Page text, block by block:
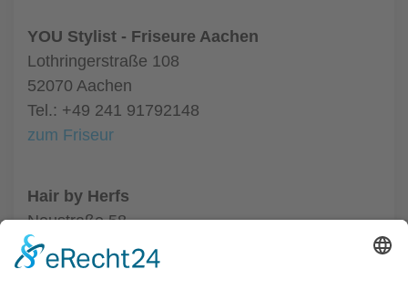
YOU Stylist - Friseure Aachen
Lothringerstraße 108
52070 Aachen
Tel.: +49 241 91792148
zum Friseur
Hair by Herfs
Neustraße 58
52066 Aachen
Tel.: +49 241 63342